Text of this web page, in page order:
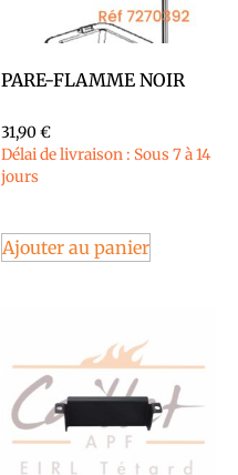
PARE-FLAMME NOIR
31,90€
Délai de livraison : Sous 7 à 14
jours
Ajouter au panier